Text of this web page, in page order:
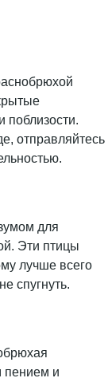
поблизости.
отправляйтесь
для
Эти птицы
лучше всего
спугнуть.
пением и